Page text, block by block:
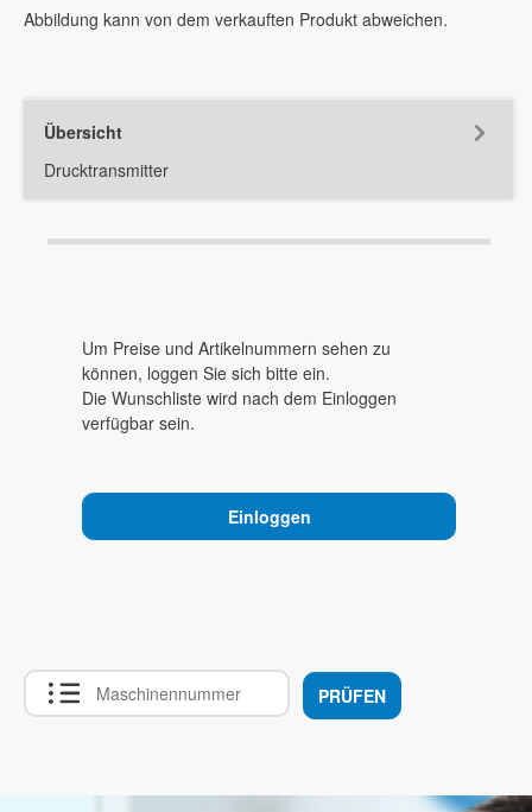
Abbildung kann von dem verkauften Produkt abweichen.
Übersicht
Drucktransmitter
Um Preise und Artikelnummern sehen zu
können, loggen Sie sich bitte ein.
Die Wunschliste wird nach dem Einloggen
verfügbar sein.
Einloggen
PRÜFEN